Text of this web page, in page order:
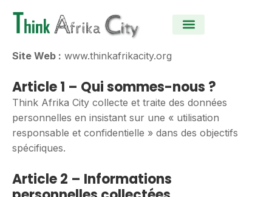
contenu
Site Web : www.thinkafrikacity.org
Article 1 – Qui sommes-nous ?
Think Afrika City collecte et traite des données
personnelles en insistant sur une « utilisation
responsable et confidentielle » dans des objectifs
spécifiques.
Article 2 – Informations